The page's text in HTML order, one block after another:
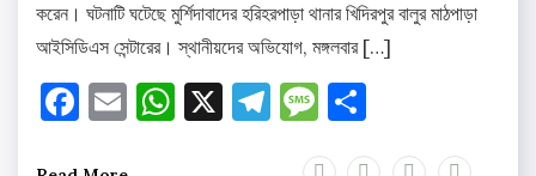
করেন। ঘটনাটি ঘটেছে মুর্শিদাবাদের হরিহরপাড়া থানার খিদিরপুর বালুর মাঠপাড়া
আইসিডিএস সেন্টারের। স্থানীয়দের অভিযোগ, মঙ্গলবার […]
Facebook
EmailWhatsApp
X Telegram
Message